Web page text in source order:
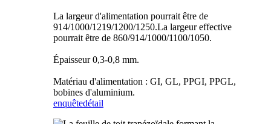
La largeur d'alimentation pourrait être de
914/1000/1219/1200/1250.La largeur effective
pourrait être de 860/914/1000/1100/1050.
Épaisseur 0,3-0,8 mm.
Matériau d'alimentation : GI, GL, PPGI, PPGL,
bobines d'aluminium.
enquêtedétail